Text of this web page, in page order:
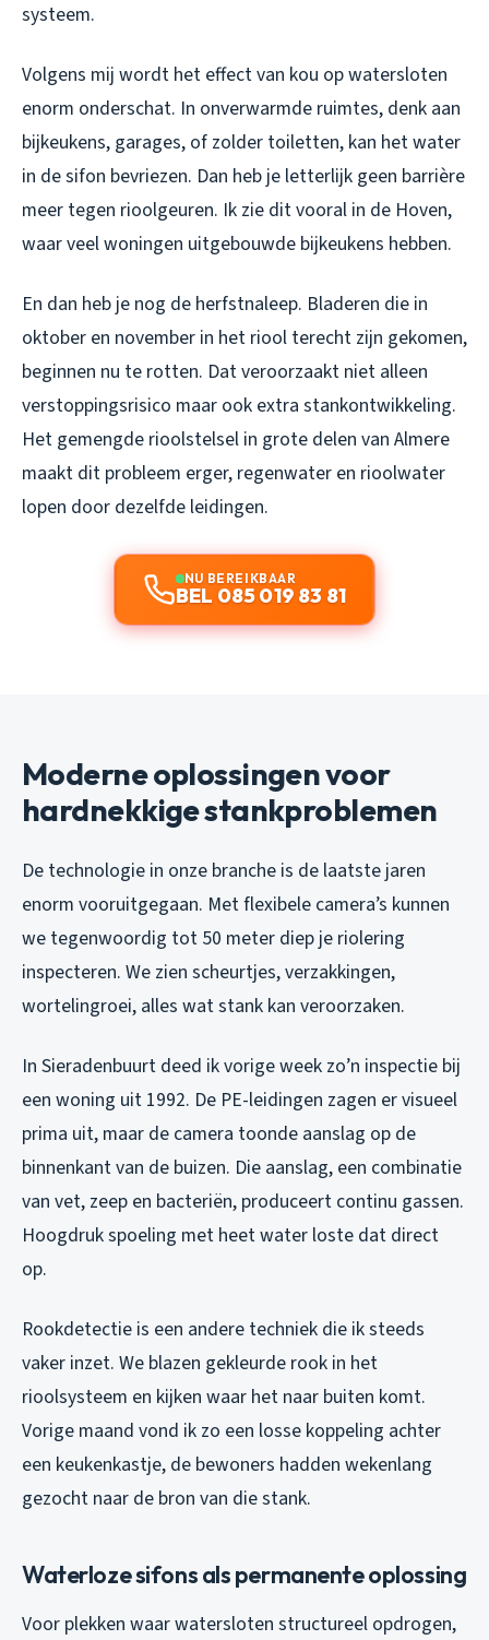
systeem.
Volgens mij wordt het effect van kou op watersloten
enorm onderschat. In onverwarmde ruimtes, denk aan
bijkeukens, garages, of zolder toiletten, kan het water
in de sifon bevriezen. Dan heb je letterlijk geen barrière
meer tegen rioolgeuren. Ik zie dit vooral in de Hoven,
waar veel woningen uitgebouwde bijkeukens hebben.
En dan heb je nog de herfstnaleep. Bladeren die in
oktober en november in het riool terecht zijn gekomen,
beginnen nu te rotten. Dat veroorzaakt niet alleen
verstoppingsrisico maar ook extra stankontwikkeling.
Het gemengde rioolstelsel in grote delen van Almere
maakt dit probleem erger, regenwater en rioolwater
lopen door dezelfde leidingen.
NU BEREIKBAAR
BEL 085 019 83 81
Moderne oplossingen voor
hardnekkige stankproblemen
De technologie in onze branche is de laatste jaren
enorm vooruitgegaan. Met flexibele camera’s kunnen
we tegenwoordig tot 50 meter diep je riolering
inspecteren. We zien scheurtjes, verzakkingen,
wortelingroei, alles wat stank kan veroorzaken.
In Sieradenbuurt deed ik vorige week zo’n inspectie bij
een woning uit 1992. De PE-leidingen zagen er visueel
prima uit, maar de camera toonde aanslag op de
binnenkant van de buizen. Die aanslag, een combinatie
van vet, zeep en bacteriën, produceert continu gassen.
Hoogdruk spoeling met heet water loste dat direct
op.
Rookdetectie is een andere techniek die ik steeds
vaker inzet. We blazen gekleurde rook in het
rioolsysteem en kijken waar het naar buiten komt.
Vorige maand vond ik zo een losse koppeling achter
een keukenkastje, de bewoners hadden wekenlang
gezocht naar de bron van die stank.
Waterloze sifons als permanente oplossing
Voor plekken waar watersloten structureel opdrogen,